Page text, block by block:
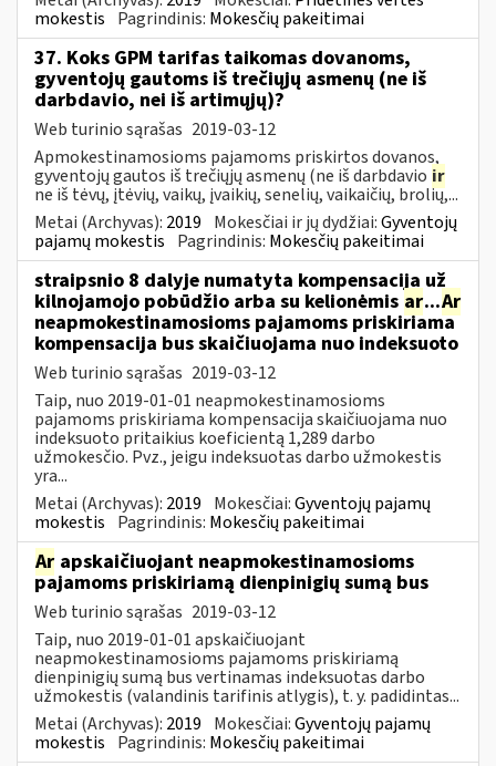
mokestis Pagrindinis: Mokesčių pakeitimai
37. Koks GPM tarifas taikomas dovanoms,
gyventojų gautoms iš trečiųjų asmenų (ne iš
darbdavio, nei iš artimųjų)?
Web turinio sąrašas 2019-03-12
Apmokestinamosioms pajamoms priskirtos dovanos,
gyventojų gautos iš trečiųjų asmenų (ne iš darbdavio ir
ne iš tėvų, įtėvių, vaikų, įvaikių, senelių, vaikaičių, brolių,...
Metai (Archyvas): 2019 Mokesčiai ir jų dydžiai:Gyventojų
pajamų mokestis Pagrindinis: Mokesčių pakeitimai
straipsnio 8 dalyje numatyta kompensacija už
kilnojamojo pobūdžio arba su kelionėmis ar...Ar
neapmokestinamosioms pajamoms priskiriama
kompensacija bus skaičiuojama nuo indeksuoto
Web turinio sąrašas 2019-03-12
Taip, nuo 2019-01-01 neapmokestinamosioms
pajamoms priskiriama kompensacija skaičiuojama nuo
indeksuoto pritaikius koeficientą 1,289 darbo
užmokesčio. Pvz., jeigu indeksuotas darbo užmokestis
yra...
Metai (Archyvas): 2019 Mokesčiai:Gyventojų pajamų
mokestis Pagrindinis: Mokesčių pakeitimai
Ar apskaičiuojant neapmokestinamosioms
pajamoms priskiriamą dienpinigių sumą bus
Web turinio sąrašas 2019-03-12
Taip, nuo 2019-01-01 apskaičiuojant
neapmokestinamosioms pajamoms priskiriamą
dienpinigių sumą bus vertinamas indeksuotas darbo
užmokestis (valandinis tarifinis atlygis), t. y. padidintas...
Metai (Archyvas): 2019 Mokesčiai:Gyventojų pajamų
mokestis Pagrindinis: Mokesčių pakeitimai